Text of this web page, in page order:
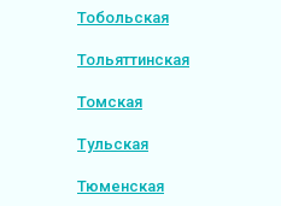
Тобольская
Тольяттинская
Томская
Тульская
Тюменская